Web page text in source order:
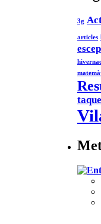
3g
articles